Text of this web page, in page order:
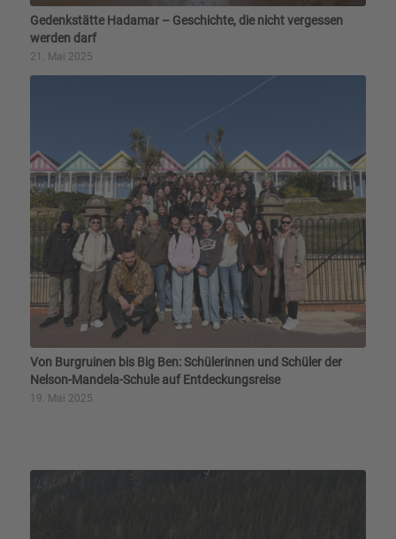
Gedenkstätte Hadamar – Geschichte, die nicht vergessen
werden darf
21. Mai 2025
Von Burgruinen bis Big Ben: Schülerinnen und Schüler der
Nelson-Mandela-Schule auf Entdeckungsreise
19. Mai 2025